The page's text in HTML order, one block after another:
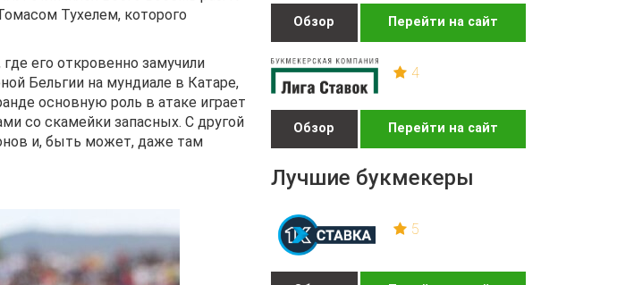
Обзор Перейти на сайт
4
Обзор Перейти на сайт
Лучшие букмекеры
5
Тухелем, которого
его откровенно замучили
Бельгии на мундиале в Катаре,
основную роль в атаке играет
со скамейки запасных. С другой
и, быть может, даже там